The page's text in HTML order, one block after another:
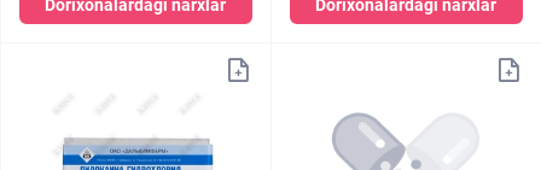
Dorixonalardagi narxlar Dorixonalardagi narxlar